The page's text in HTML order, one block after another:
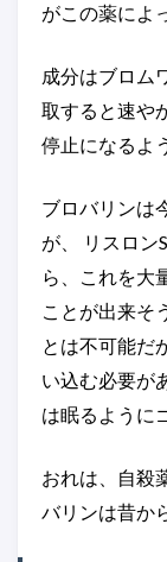
がこの薬によ
成分はブロム
取すると速や
停止になるよ
ブロバリンは
が、 リスロン
ら、これを大
ことが出来そ
とは不可能だ
い込む必要が
は眠るように
おれは、自殺
バリンは昔か